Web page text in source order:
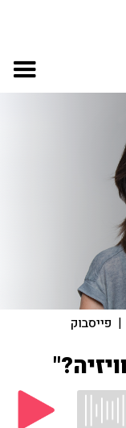
| פייסבוק